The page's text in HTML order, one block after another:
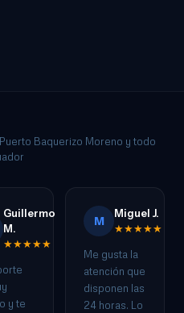
Baquerizo Moreno y todo
Guillermo
M.
★★★★★
y te
M
Miguel J.
★★★★★
Me gusta la
atención que
disponen las
24 horas. Lo